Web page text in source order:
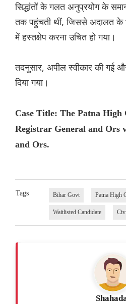
सिद्धांतों के गलत अनुप्रयोग के
तक पहुंचती थीं, जिससे अदालत के
में हस्तक्षेप करना उचित हो गया।
तदनुसार, अपील स्वीकार की गई और
दिया गया।
Case Title: The Patna
Registrar General and Ors
and Ors.
Tags Bihar Govt Patna High
Waitlisted Candidate